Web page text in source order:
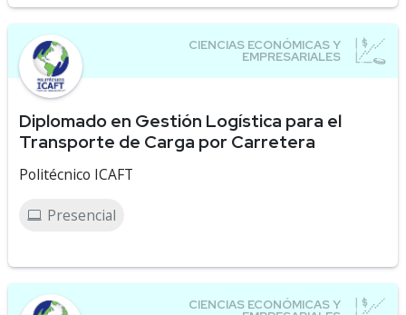
Diplomado en Gestión Logística para el
Transporte de Carga por Carretera
Politécnico ICAFT
Presencial